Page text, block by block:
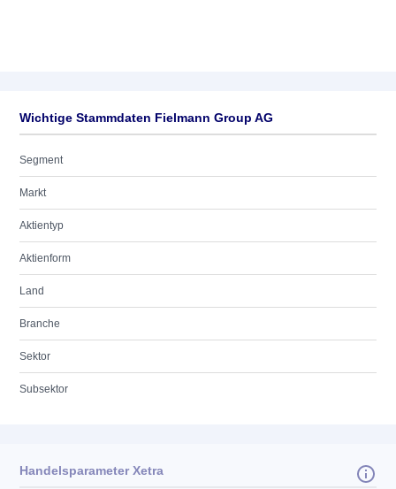
Wichtige Stammdaten Fielmann Group AG
Segment
Markt
Aktientyp
Aktienform
Land
Branche
Sektor
Subsektor
Handelsparameter Xetra